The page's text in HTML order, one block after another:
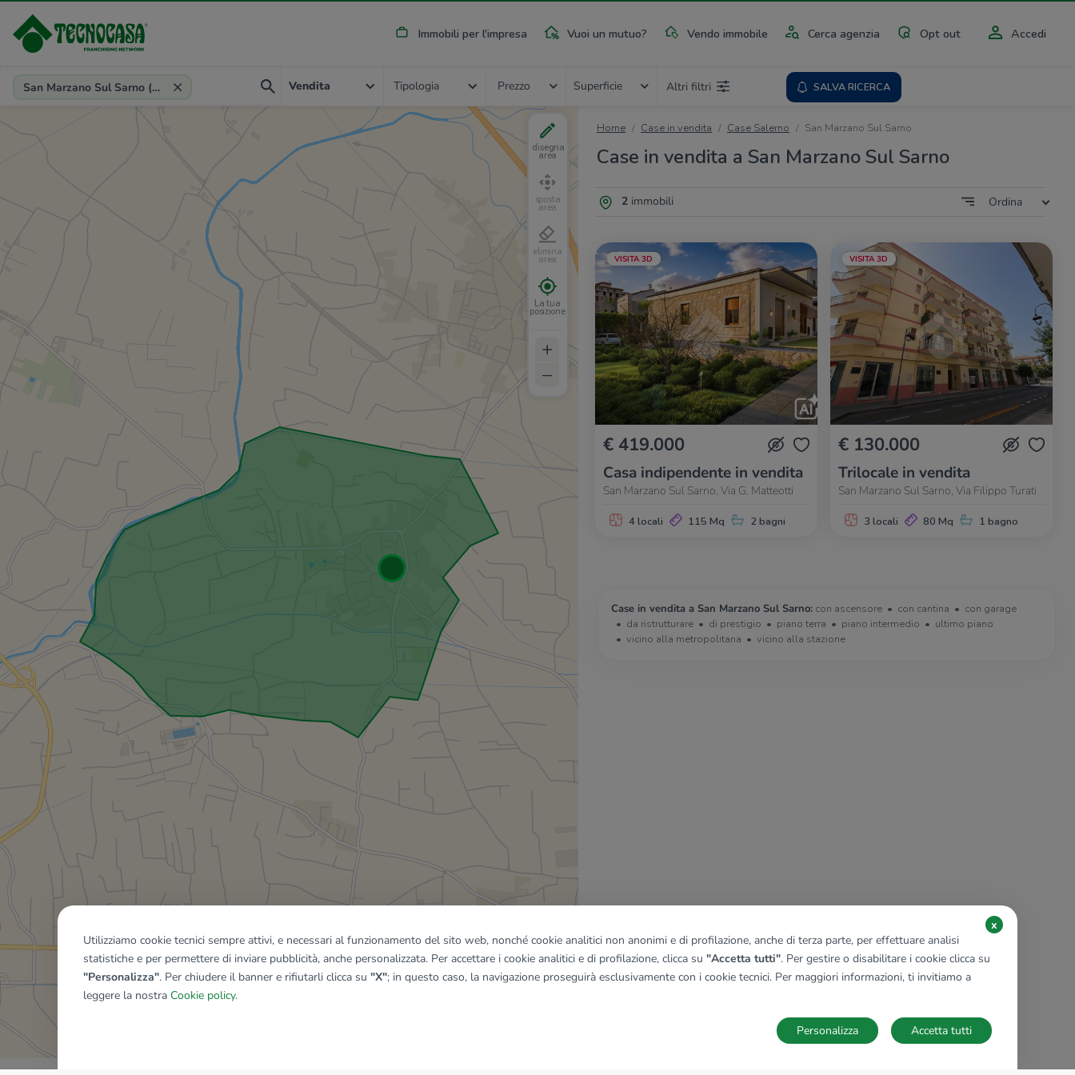
Immobili per l'impresa Vuoi un mutuo? Vendo immobile Cerca agenzia Opt out Accedi
Provincia, comune, zona, riferimento
San Marzano Sul Sarno (SA) Vendita Tipologia Prezzo Superficie Altri filtri SALVA RICERCA
Home Case in vendita Case Salerno San Marzano Sul Sarno
Case in vendita a San Marzano Sul Sarno
2immobili Ordina
VISITA 3D
€ 419.000
Casa indipendente in vendita
San Marzano Sul Sarno, Via G. Matteotti
4 locali 115 Mq 2 bagni
VISITA 3D
€ 130.000
Trilocale in vendita
San Marzano Sul Sarno, Via Filippo Turati
3 locali 80 Mq 1 bagno
Case in vendita a San Marzano Sul Sarno: con ascensore con cantina
con garage
da ristrutturare
di prestigio piano terra piano intermedio
ultimo piano
vicino alla metropolitana
vicino alla stazione
disegna
area
sposta
area
elimina
area
La tua
posizione
+
–
Mostra tutti gli immobili del riquadro
Utilizziamo cookie tecnici sempre attivi, e necessari al funzionamento del sito web, nonché cookie analitici non anonimi e di profilazione, anche di terza parte, per effettuare analisi
statistiche e per permettere di inviare pubblicità, anche personalizzata. Per accettare i cookie analitici e di profilazione, clicca su "Accetta tutti". Per gestire o disabilitare i cookie clicca su
"Personalizza". Per chiudere il banner e rifiutarli clicca su "X"; in questo caso, la navigazione proseguirà esclusivamente con i cookie tecnici. Per maggiori informazioni, ti invitiamo a
leggere la nostra Cookie policy.
x
Accetta tutti
Personalizza